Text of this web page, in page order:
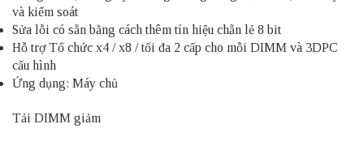
và kiểm soát
Sửa lỗi có sẵn bằng cách thêm tín hiệu chẵn lẻ 8 bit
Hỗ trợ Tổ chức x4 / x8 / tối đa 2 cấp cho mỗi DIMM và 3DPC
cấu hình
Ứng dụng: Máy chủ
Tải DIMM giảm